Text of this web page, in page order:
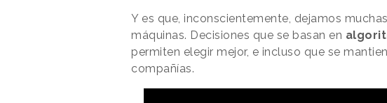
Y es que, inconscientemente, dejamos
máquinas. Decisiones que se basan en
permiten elegir mejor, e incluso que se
compañías.